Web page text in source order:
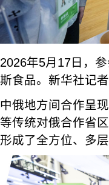
2026年5月17日，
斯食品。新华社记
中俄地方间合作呈
等传统对俄合作省
形成了全方位、多